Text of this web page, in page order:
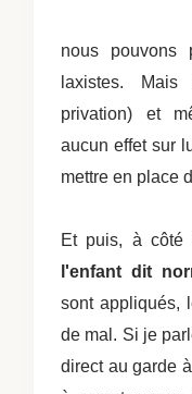
nous pouvons
laxistes.
privation) et
aucun effet sur
mettre en place
Et puis, à côté
l'enfant dit
sont appliqués,
de mal. Si je
direct au garde